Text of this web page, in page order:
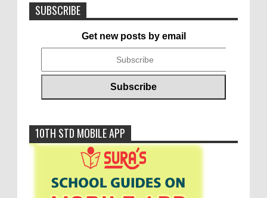
SUBSCRIBE
Get new posts by email
10TH STD MOBILE APP